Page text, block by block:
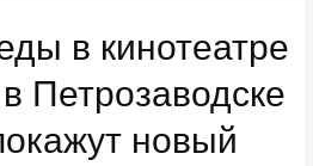
в кинотеатре
Петрозаводске
новый